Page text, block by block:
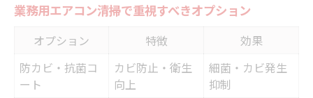
業務用エアコン清掃で重視すべきオプション
オプション 特徴
効果
防カビ・抗菌コ
ート
カビ防止・衛生
向上
細菌・カビ発生
抑制